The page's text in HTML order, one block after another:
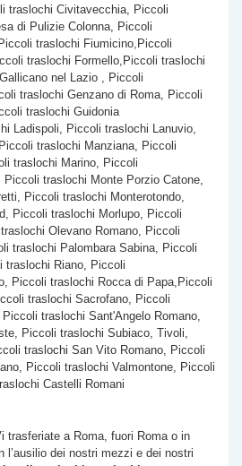
traslochi Civitavecchia, Piccoli
di Pulizie Colonna, Piccoli
traslochi Fiumicino,Piccoli
traslochi Formello,Piccoli traslochi
nel Lazio , Piccoli
traslochi Genzano di Roma, Piccoli
traslochi Guidonia
Ladispoli, Piccoli traslochi Lanuvio,
traslochi Manziana, Piccoli
traslochi Marino, Piccoli
traslochi Monte Porzio Catone,
Piccoli traslochi Monterotondo,
Piccoli traslochi Morlupo, Piccoli
Olevano Romano, Piccoli
traslochi Palombara Sabina, Piccoli
traslochi Riano, Piccoli
Piccoli traslochi Rocca di Papa,Piccoli
traslochi Sacrofano, Piccoli
traslochi Sant'Angelo Romano,
Piccoli traslochi Subiaco, Tivoli,
traslochi San Vito Romano, Piccoli
Piccoli traslochi Valmontone, Piccoli
Castelli Romani
trasferiate a Roma, fuori Roma o in
l’ausilio dei nostri mezzi e dei nostri